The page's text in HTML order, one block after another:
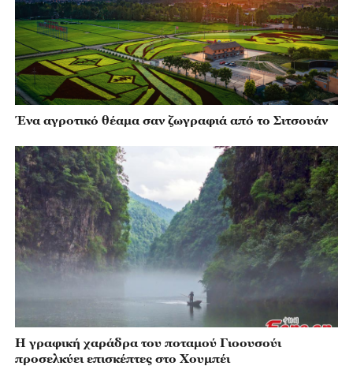
Ένα αγροτικό θέαμα σαν ζωγραφιά από το Σιτσουάν
Η γραφική χαράδρα του ποταμού Γιοουσούι
προσελκύει επισκέπτες στο Χουμπέι